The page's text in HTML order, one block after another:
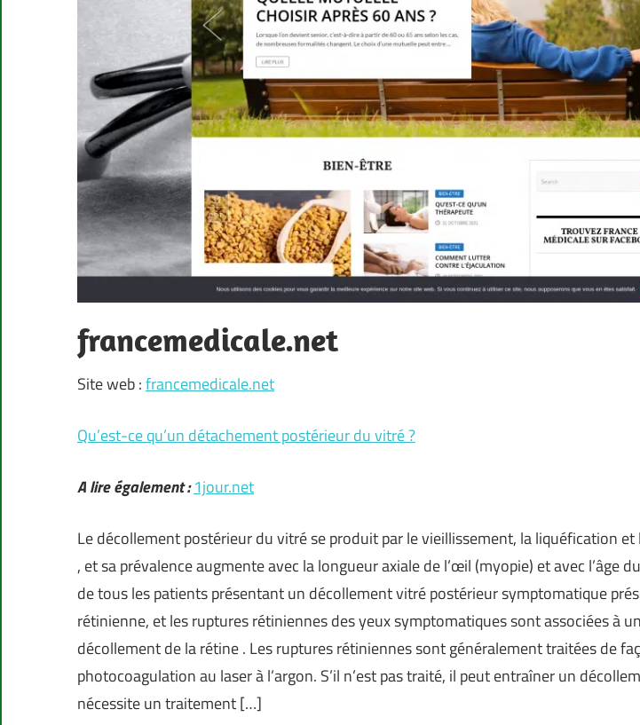
francemedicale.net
Site web :francemedicale.net
Qu’est-ce qu’un détachement postérieur du vitré ?
A lire également : 1jour.net
Le décollement postérieur du vitré se produit par le vieillissement, la liquéfication
, et sa prévalence augmente avec la longueur axiale de l’œil (myopie) et avec l’âge
de tous les patients présentant un décollement vitré postérieur symptomatique
rétinienne, et les ruptures rétiniennes des yeux symptomatiques sont associées à
décollement de la rétine . Les ruptures rétiniennes sont généralement traitées de
photocoagulation au laser à l’argon. S’il n’est pas traité, il peut entraîner un
nécessite un traitement […]